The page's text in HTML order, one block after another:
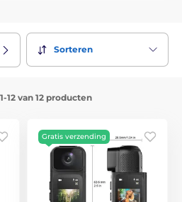
Sorteren
12 van 12 producten
Gratis verzending